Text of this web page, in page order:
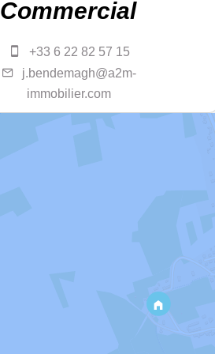
Commercial
+33 6 22 82 57 15
j.bendemagh@a2m-
immobilier.com